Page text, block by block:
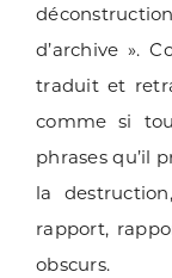
d’archive ».
traduit et
comme si
phrases qu’il
la
rapport,
obscurs.